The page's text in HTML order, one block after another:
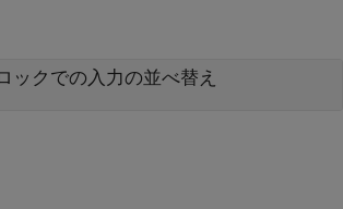
ックでの入力の並べ替え